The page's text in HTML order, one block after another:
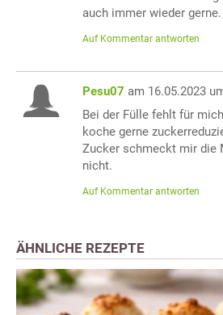
auch immer wieder gerne.
Auf Kommentar antworten
Pesu07 am 16.05.2023
Bei der Fülle fehlt für
koche gerne
Zucker schmeckt mir die
nicht.
Auf Kommentar antworten
ÄHNLICHE REZEPTE